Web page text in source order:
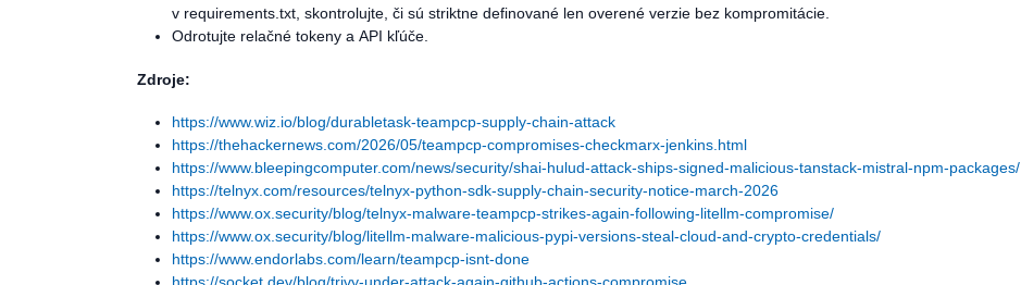
v requirements.txt, skontrolujte, či sú striktne definované len overené verzie bez kompromitácie.
Odrotujte relačné tokeny a API kľúče.
Zdroje:
https://www.wiz.io/blog/durabletask-teampcp-supply-chain-attack
https://thehackernews.com/2026/05/teampcp-compromises-checkmarx-jenkins.html
https://www.bleepingcomputer.com/news/security/shai-hulud-attack-ships-signed-malicious-tanstack-mistral-npm-packages/
https://telnyx.com/resources/telnyx-python-sdk-supply-chain-security-notice-march-2026
https://www.ox.security/blog/telnyx-malware-teampcp-strikes-again-following-litellm-compromise/
https://www.ox.security/blog/litellm-malware-malicious-pypi-versions-steal-cloud-and-crypto-credentials/
https://www.endorlabs.com/learn/teampcp-isnt-done